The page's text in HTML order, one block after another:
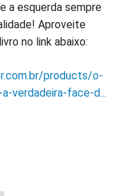
a esquerda sempre
Aproveite
no link abaixo:
products/o-
verdadeira-face-d...